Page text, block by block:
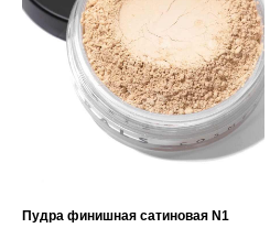
Пудра финишная сатиновая N1